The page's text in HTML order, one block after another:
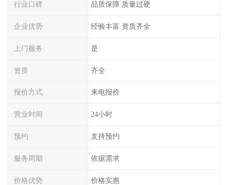
行业口碑 品质保障 质量过硬
企业优势 经验丰富 资质齐全
上门服务 是
资质 齐全
报价方式 来电报价
营业时间 24小时
预约 支持预约
服务周期 依据需求
价格优势 价格实惠